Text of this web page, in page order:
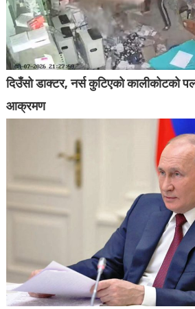
दिउँसो डाक्टर, नर्स कुटिएको कालीकोटको
आक्रमण